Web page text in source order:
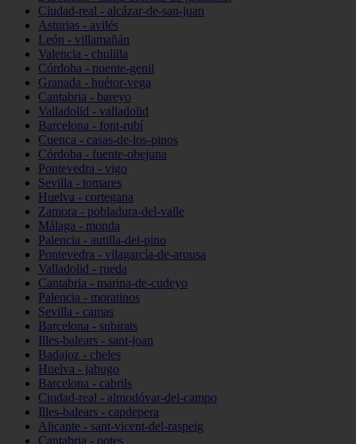
Ciudad-real - alcázar-de-san-juan
Asturias - avilés
León - villamañán
Valencia - chulilla
Córdoba - puente-genil
Granada - huétor-vega
Cantabria - bareyo
Valladolid - valladolid
Barcelona - font-rubí
Cuenca - casas-de-los-pinos
Córdoba - fuente-obejuna
Pontevedra - vigo
Sevilla - tomares
Huelva - cortegana
Zamora - pobladura-del-valle
Málaga - monda
Palencia - autilla-del-pino
Pontevedra - vilagarcía-de-arousa
Valladolid - rueda
Cantabria - marina-de-cudeyo
Palencia - moratinos
Sevilla - camas
Barcelona - subirats
Illes-balears - sant-joan
Badajoz - cheles
Huelva - jabugo
Barcelona - cabrils
Ciudad-real - almodóvar-del-campo
Illes-balears - capdepera
Alicante - sant-vicent-del-raspeig
Cantabria - potes